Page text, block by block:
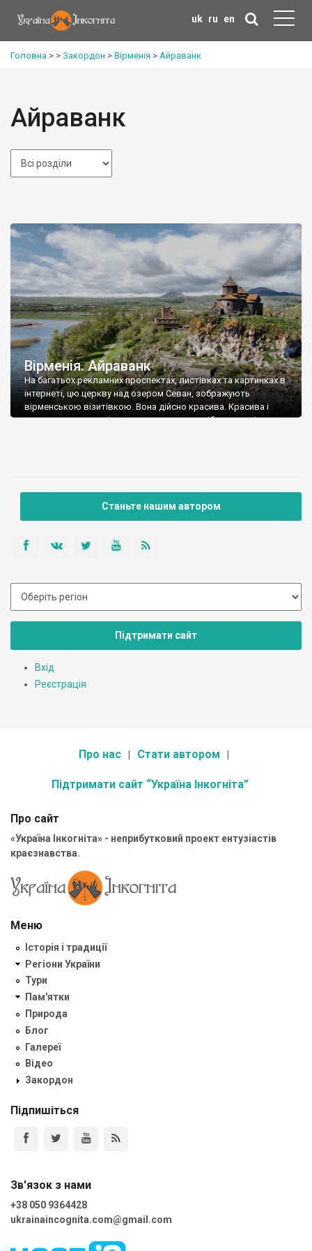
uk ru en
Головна > > Закордон > Вірменія > Айраванк
Айраванк
Вірменія. Айраванк
На багатьох рекламних проспектах, листівках та картинках в
інтернеті, цю церкву над озером Севан, зображують
вірменською візитівкою. Вона дійсно красива. Красива і
дуже проста за архітектурою – хрестоподібна в плані,
Станьте нашим автором
Підтримати сайт
Вхід
Реєстрація
Про нас Стати автором
Підтримати сайт “Україна Інкогніта”
Про сайт
«Україна Інкогніта» - неприбутковий проект ентузіастів
краєзнавства.
Меню
Історія і традиції
Регіони України
Тури
Пам'ятки
Природа
Блог
Галереї
Відео
Закордон
Підпишіться
Зв'язок з нами
+38 050 9364428
ukrainaincognita.com@gmail.com